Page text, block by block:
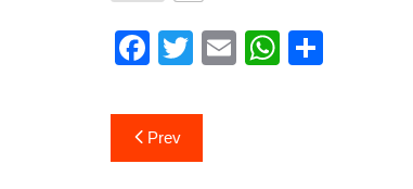
F
c
e
T
itt
er
E
W
PostPrev